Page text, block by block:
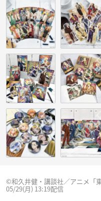
©和久井健・講談社／アニメ「
05/29(月) 13:19配信